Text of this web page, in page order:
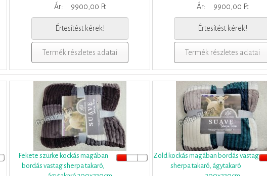
Ár: 9900,00 Ft
Értesítést kérek!
Termék részletes adatai
Ár: 9900,00 Ft
Értesítést kérek!
Termék részletes adatai
Fekete szürke kockás magában
bordás vastag sherpa takaró,
Zöld kockás magában bordás vastag
sherpa takaró, ágytakaró